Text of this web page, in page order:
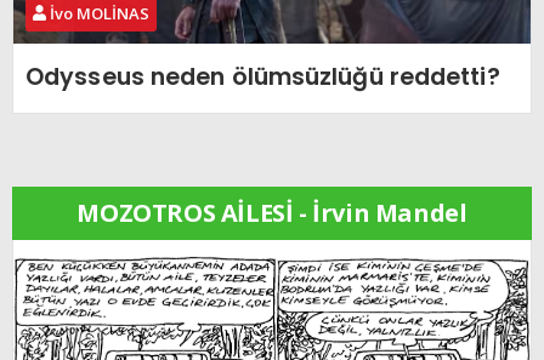
İvo MOLİNAS
Odysseus neden ölümsüzlüğü reddetti?
MOZOTROS AİLESİ - İrvin Mandel